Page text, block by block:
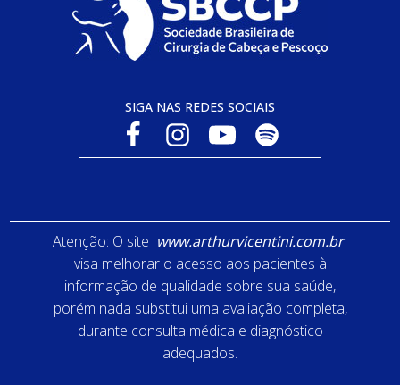
SIGA NAS REDES SOCIAIS
Atenção: O site www.arthurvicentini.com.br
visa melhorar o acesso aos pacientes à
informação de qualidade sobre sua saúde,
porém nada substitui uma avaliação completa,
durante consulta médica e diagnóstico
adequados.